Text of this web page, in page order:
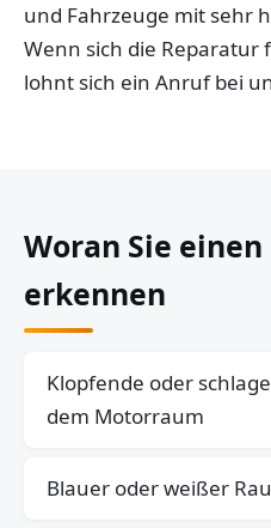
und Fahrzeuge mit sehr
Wenn sich die Reparatur
lohnt sich ein Anruf bei
Woran Sie
erkennen
Klopfende oder
dem Motorraum
Blauer oder weißer